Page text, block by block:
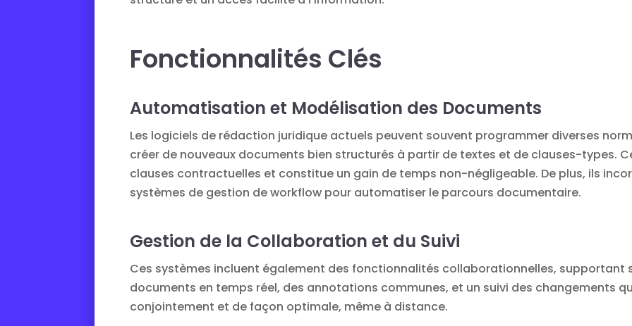
Fonctionnalités Clés
Automatisation et Modélisation des Documents
Les logiciels de rédaction juridique actuels peuvent souvent programmer diverses
créer de nouveaux documents bien structurés à partir de textes et de clauses-types.
clauses contractuelles et constitue un gain de temps non-négligeable. De plus, ils
systèmes de gestion de workflow pour automatiser le parcours documentaire.
Gestion de la Collaboration et du Suivi
Ces systèmes incluent également des fonctionnalités collaborationnelles, supportant
documents en temps réel, des annotations communes, et un suivi des changements
conjointement et de façon optimale, même à distance.